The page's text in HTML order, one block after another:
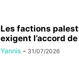
Les factions
exigent l’accord de
Yannis - 31/07/2026